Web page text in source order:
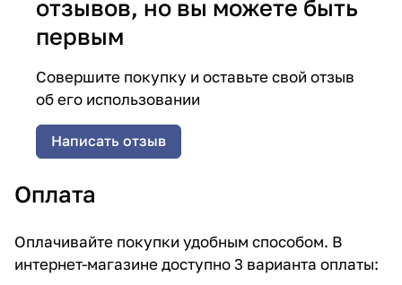
отзывов, но вы можете быть
первым
Совершите покупку и оставьте свой отзыв
об его использовании
Написать отзыв
Оплата
Оплачивайте покупки удобным способом. В
интернет-магазине доступно 3 варианта оплаты: